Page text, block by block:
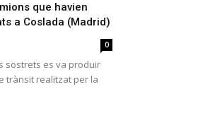
que havien
a Coslada (Madrid)
0
sostrets es va produir
trànsit realitzat per la